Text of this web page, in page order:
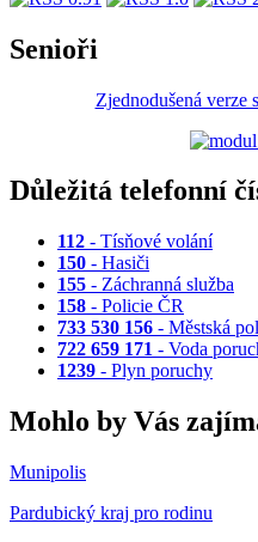
Senioři
Zjednodušená verze
Důležitá telefonní
112 - Tísňové volání
150 - Hasiči
155 - Záchranná služba
158 - Policie ČR
733 530 156 - Městská
722 659 171 - Voda
1239 - Plyn poruchy
Mohlo by Vás
Munipolis
Pardubický kraj pro rodinu